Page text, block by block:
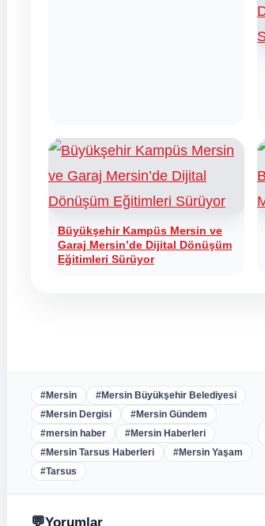
Büyükşehir Kampüs Mersin ve
Garaj Mersin’de Dijital Dönüşüm
Eğitimleri Sürüyor
#Mersin
#Mersin Büyükşehir Belediyesi
#Mersin Dergisi
#Mersin Gündem
#mersin haber
#Mersin Haberleri
#Mersin Tarsus Haberleri
#Mersin Yaşam
#Tarsus
Yorumlar